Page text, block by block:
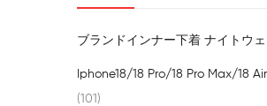
ブランドインナー下着 ナイトウ
Iphone18/18 Pro/18 Pro Max/18
101